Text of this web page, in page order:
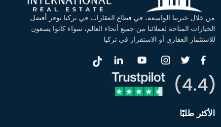
من خلال خبرتنا الواسعة، في قطاع العقارات في تركيا نوفر أفضل
الخيارات المتاحة لعملائنا من جميع أنحاء العالم، سواء كانوا يسعون
للاستثمار العقاري أو الاستقرار في تركيا
الأكثر طلبًا